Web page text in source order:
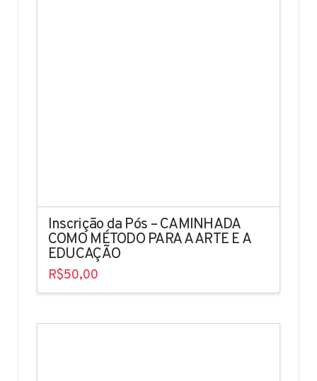
Inscrição da Pós – CAMINHADA
COMO MÉTODO PARA A ARTE E A
EDUCAÇÃO
R$50,00